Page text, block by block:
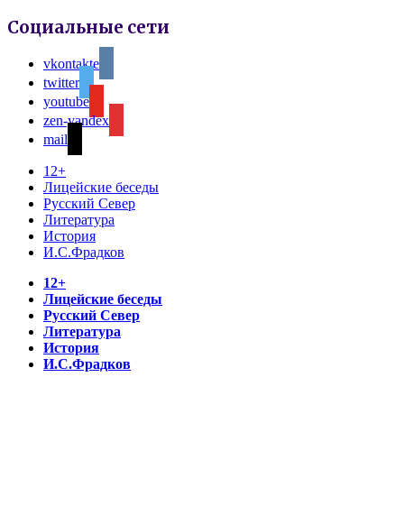
Социальные сети
vkontakte
twitter
youtube
zen-yandex
mail
12+
Лицейские беседы
Русский Север
Литература
История
И.С.Фрадков
12+
Лицейские беседы
Русский Север
Литература
История
И.С.Фрадков